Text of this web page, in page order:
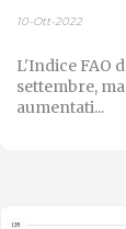
10-Ott-2022
L'Indice FAO
settembre,
aumentati...